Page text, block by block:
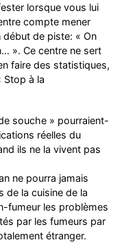
lorsque vous lui
compte mener
de piste: « On
». Ce centre ne sert
faire des statistiques,
Stop à la
souche » pourraient-
réelles du
ils ne la vivent pas
ne pourra jamais
de la cuisine de la
fumeur les problèmes
par les fumeurs par
étranger.